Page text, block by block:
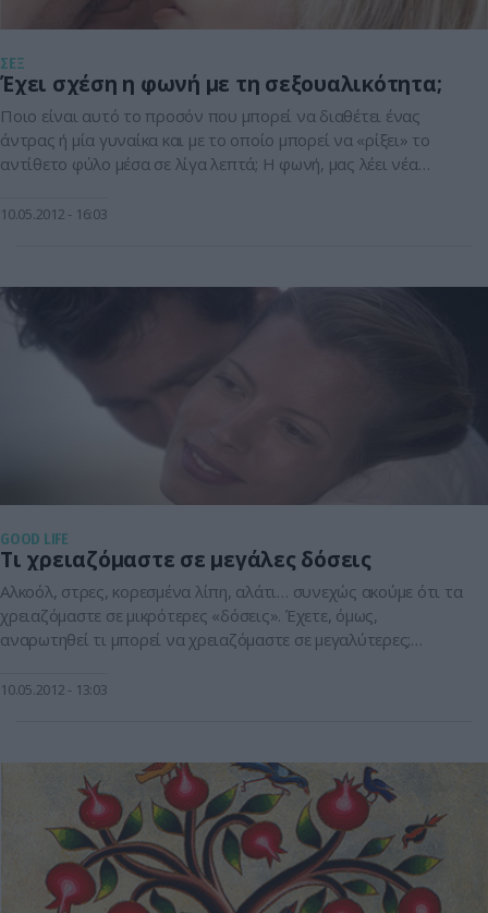
ΣΕΞ
Έχει σχέση η φωνή με τη σεξουαλικότητα;
Ποιο είναι αυτό το προσόν που μπορεί να διαθέτει ένας
άντρας ή μία γυναίκα και με το οποίο μπορεί να «ρίξει» το
αντίθετο φύλο μέσα σε λίγα λεπτά; Η φωνή, μας λέει νέα
από το Albright College, στη Πενσυλβανία και από το
10.05.2012 16:03
GOOD LIFE
Τι χρειαζόμαστε σε μεγάλες δόσεις
Αλκοόλ, στρες, κορεσμένα λίπη, αλάτι… συνεχώς ακούμε ότι τα
χρειαζόμαστε σε μικρότερες «δόσεις». Έχετε, όμως,
αναρωτηθεί τι μπορεί να χρειαζόμαστε σε μεγαλύτερες;
της ζωής μας και ασχολήθηκαν με τους «καλούς» πειρασμούς,
10.05.2012 13:03